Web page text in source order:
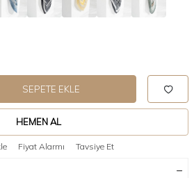
SEPETE EKLE
HEMEN AL
Fiyat Alarmı Tavsiye Et